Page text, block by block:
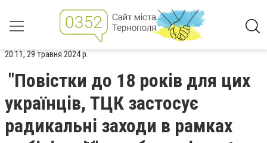
20:11, 29 травня 2024 р.
"Повістки до 18 років для цих
українців, ТЦК застосує
радикальні заходи в рамках